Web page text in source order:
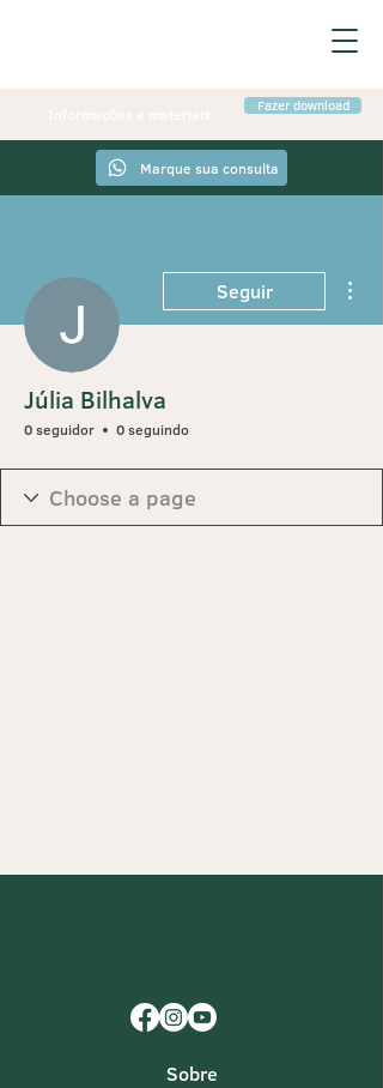
Marque sua consulta
Fazer download
Seguir
Júlia Bilhalva
0 seguidor 0 seguindo
Sobre